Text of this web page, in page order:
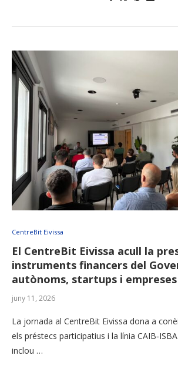
CentreBit Eivissa
El CentreBit Eivissa acull la
instruments financers del
autònoms, startups i empreses
juny 11, 2026
La jornada al CentreBit Eivissa dona a
els préstecs participatius i la línia
inclou …